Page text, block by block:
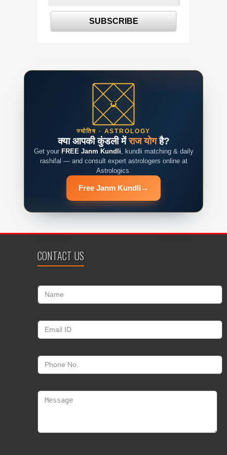
ज्योतिष · ASTROLOGY
क्या आपकी कुंडली मेंराज योगहै?
Get your FREE Janm Kundli, kundli matching & daily
rashifal — and consult expert astrologers online at
Astrologics.
Free Janm Kundli →
CONTACT US